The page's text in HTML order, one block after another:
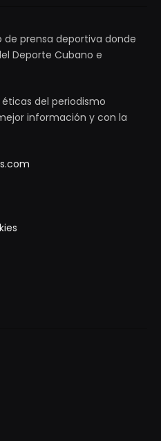
de prensa deportiva donde
Deporte Cubano e
del periodismo
información y con la